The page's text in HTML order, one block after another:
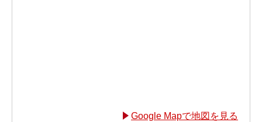
Google Mapで地図を見る